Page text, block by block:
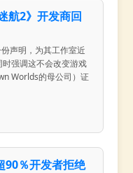
航2》开发商回
声明，为其工作室近
强调这不会改变游戏
Worlds的母公司）证
90％开发者拒绝